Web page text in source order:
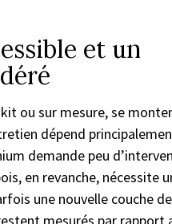
et un
ou sur mesure, se
dépend
demande peu
en revanche, nécessite
une nouvelle couche